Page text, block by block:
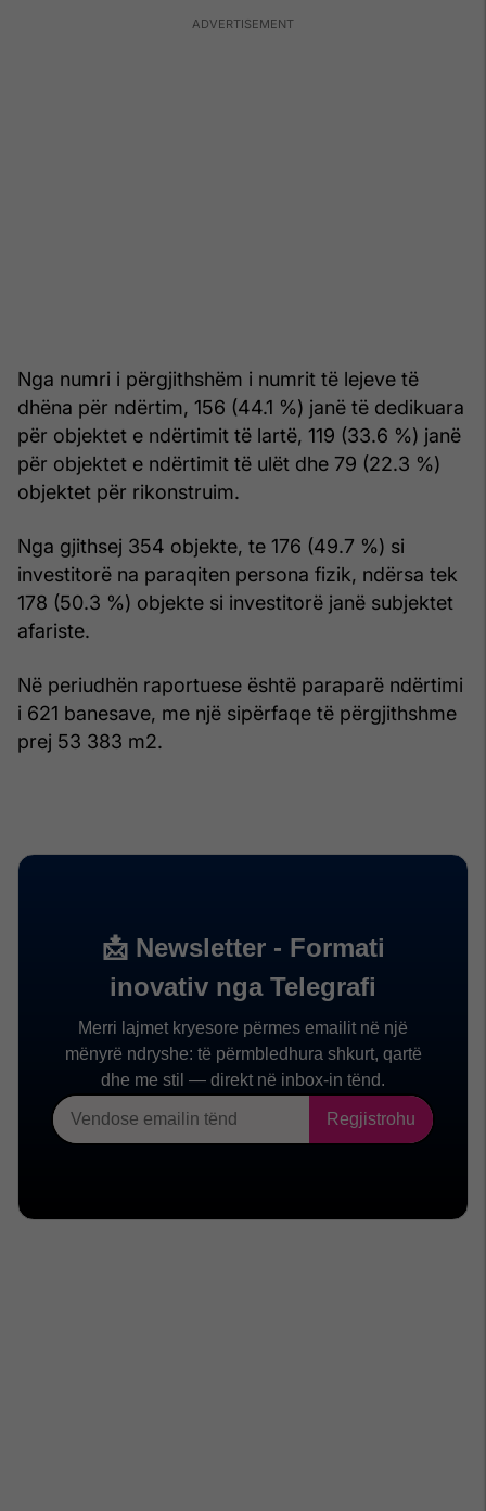
Nga numri i përgjithshëm i numrit të lejeve të
dhëna për ndërtim, 156 (44.1 %) janë të dedikuara
për objektet e ndërtimit të lartë, 119 (33.6 %) janë
për objektet e ndërtimit të ulët dhe 79 (22.3 %)
objektet për rikonstruim.
Nga gjithsej 354 objekte, te 176 (49.7 %) si
investitorë na paraqiten persona fizik, ndërsa tek
178 (50.3 %) objekte si investitorë janë subjektet
afariste.
Në periudhën raportuese është paraparë ndërtimi
i 621 banesave, me një sipërfaqe të përgjithshme
prej 53 383 m2.